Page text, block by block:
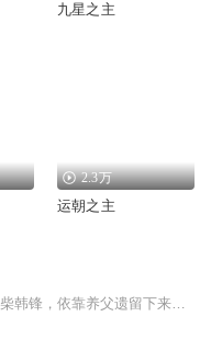
九星之主
2.3万
运朝之主